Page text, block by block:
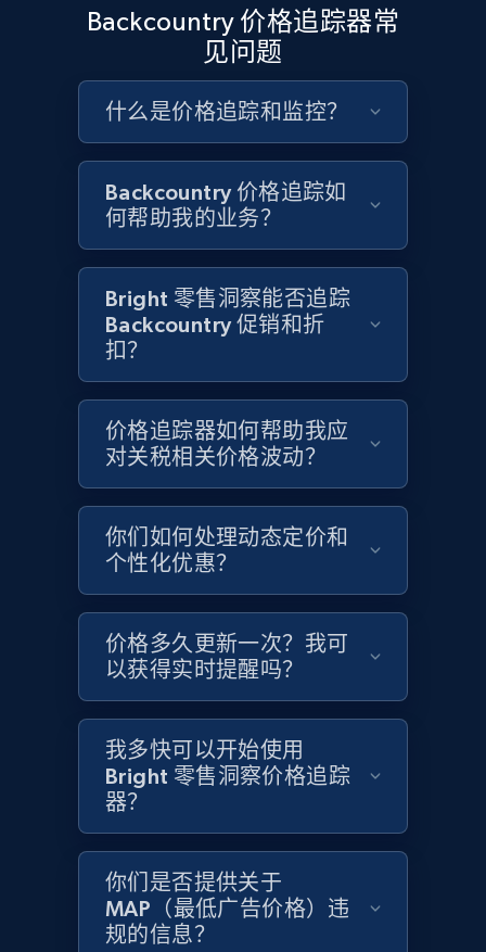
Google Shopping - collects products from
web using keywords
Rating, Reviews count, Images, Variations, and
立即开始
Amazon products global dataset
Title, Seller name, Brand, Description, Initial
price, Currency, Availability, Reviews count, and
2.1K+ 375+ 立即开始
Amazon products global dataset - Collects
products by specific category URL
Title, Seller name, Brand, Description, Initial
price, Currency, Availability, Reviews count, and
2.1K+ 375+ 立即开始
Amazon products global dataset -
Collecting products by keyword search
Title, Seller name, Brand, Description, Initial
price, Currency, Availability, Reviews count, and
Backcountry 价格追踪器常
见问题
什么是价格追踪和监控？
Backcountry 价格追踪如
何帮助我的业务？
Bright 零售洞察能否追踪
Backcountry 促销和折
扣？
价格追踪器如何帮助我应
对关税相关价格波动？
你们如何处理动态定价和
个性化优惠？
价格多久更新一次？我可
以获得实时提醒吗？
我多快可以开始使用
Bright 零售洞察价格追踪
器？
你们是否提供关于
MAP（最低广告价格）违
规的信息？